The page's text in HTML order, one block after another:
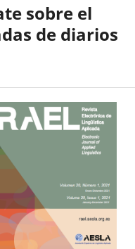
sobre el
de diarios